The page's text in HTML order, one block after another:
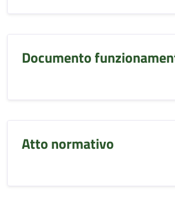
Documento
Atto normativo